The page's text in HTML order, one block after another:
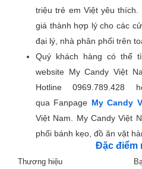
triệu trẻ em Việt yêu
giá thành hợp lý cho các
đại lý, nhà phân phối trên
Quý khách hàng có thể
website My Candy Việt
Hotline
qua Fanpage My Candy
Việt Nam. My Candy Việt
phối bánh kẹo, đồ ăn vặt
Đặc điểm
Thương hiệu